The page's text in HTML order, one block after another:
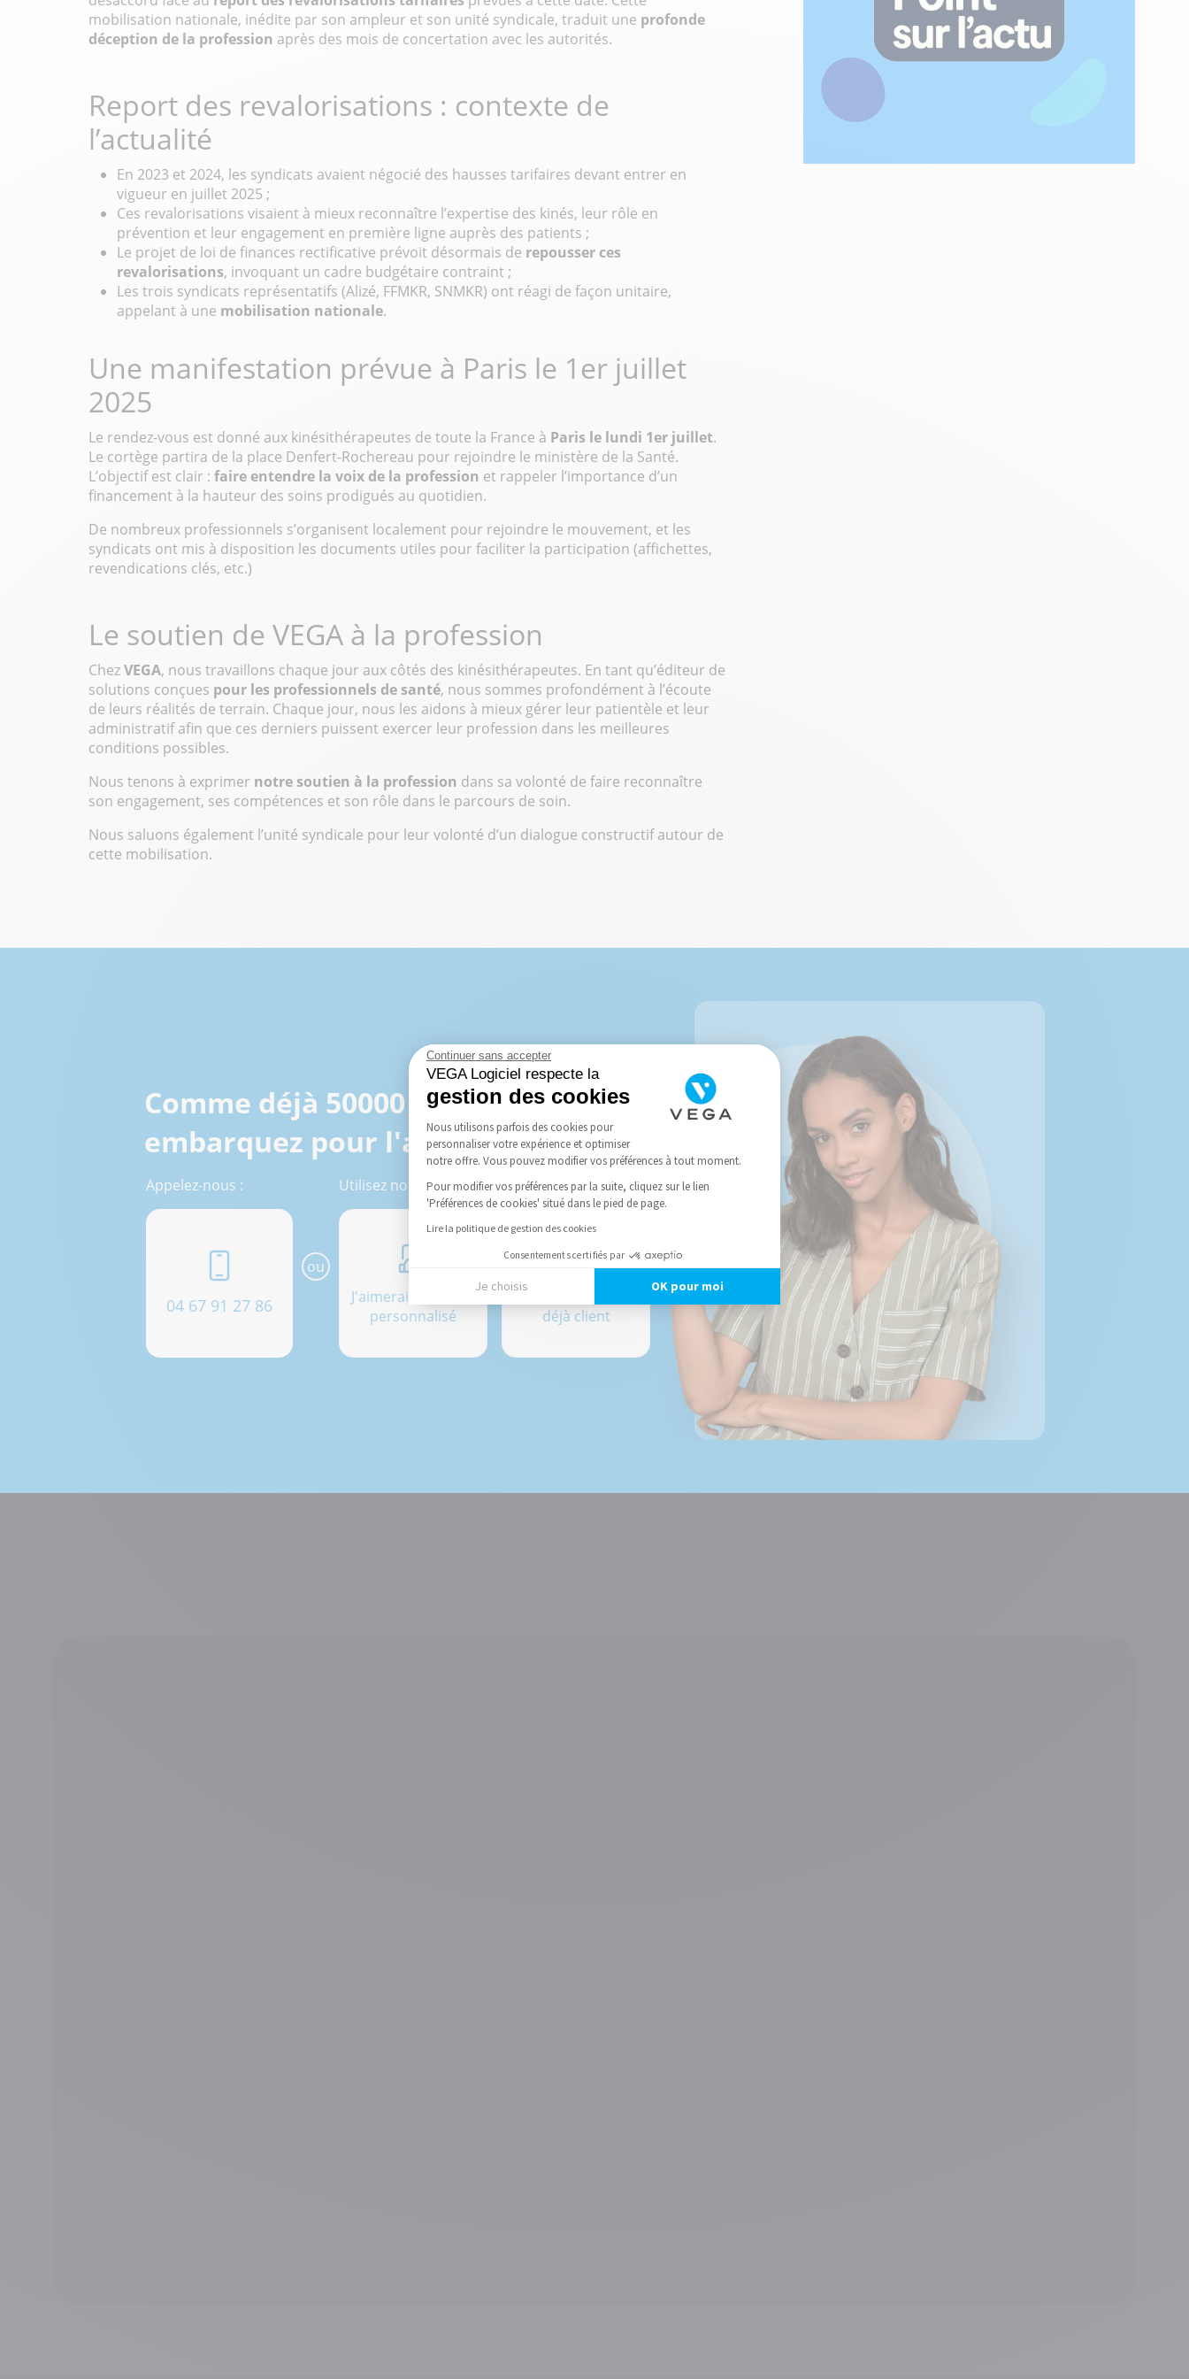
Continuer sans accepter
VEGA Logiciel respecte la
gestion des cookies
Nous utilisons parfois des cookies pour
personnaliser votre expérience et optimiser
notre offre. Vous pouvez modifier vos préférences à tout moment.
Pour modifier vos préférences par la suite, cliquez sur le lien
'Préférences de cookies' situé dans le pied de page.
Lire la politique de gestion des cookies
Consentements certifiés par
Je choisis OK pour moi
Axeptio consent
Plateforme de Gestion du Consentement : Personnalisez vos Options
Notre plateforme vous permet d'adapter et de gérer vos paramètres de confidentialité, en garantissant la conformité avec
mobilisation nationale, inédite par son ampleur et son unité syndicale, traduit une profonde
déception de la profession après des mois de concertation avec les autorités.
Report des revalorisations : contexte de
l’actualité
En 2023 et 2024, les syndicats avaient négocié des hausses tarifaires devant entrer en
vigueur en juillet 2025 ;
Ces revalorisations visaient à mieux reconnaître l’expertise des kinés, leur rôle en
prévention et leur engagement en première ligne auprès des patients ;
Le projet de loi de finances rectificative prévoit désormais de repousser ces
revalorisations, invoquant un cadre budgétaire contraint ;
Les trois syndicats représentatifs (Alizé, FFMKR, SNMKR) ont réagi de façon unitaire,
appelant à une mobilisation nationale.
Une manifestation prévue à Paris le 1er juillet
2025
Le rendez-vous est donné aux kinésithérapeutes de toute la France à Paris le lundi 1er juillet.
Le cortège partira de la place Denfert-Rochereau pour rejoindre le ministère de la Santé.
L’objectif est clair : faire entendre la voix de la profession et rappeler l’importance d’un
financement à la hauteur des soins prodigués au quotidien.
De nombreux professionnels s’organisent localement pour rejoindre le mouvement, et les
syndicats ont mis à disposition les documents utiles pour faciliter la participation (affichettes,
revendications clés, etc.)
Le soutien de VEGA à la profession
ChezVEGA, nous travaillons chaque jour aux côtés des kinésithérapeutes. En tant qu’éditeur de
solutions conçues pour les professionnels de santé, nous sommes profondément à l’écoute
de leurs réalités de terrain. Chaque jour, nous les aidons à mieux gérer leur patientèle et leur
administratif afin que ces derniers puissent exercer leur profession dans les meilleures
conditions possibles.
Nous tenons à exprimer notre soutien à la profession dans sa volonté de faire reconnaître
son engagement, ses compétences et son rôle dans le parcours de soin.
Nous saluons également l’unité syndicale pour leur volonté d’un dialogue constructif autour de
cette mobilisation.
Comme déjà 50000 utilisateurs,
embarquez pour l'aventure VEGA !
Appelez-nous :
04 67 91 27 86
ou
Utilisez notre formulaire :
J'aimerais un devis
personnalisé
déjà client